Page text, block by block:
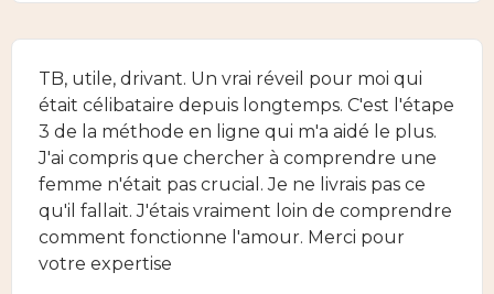
TB, utile, drivant. Un vrai réveil pour moi qui
était célibataire depuis longtemps. C'est l'étape
3 de la méthode en ligne qui m'a aidé le plus.
J'ai compris que chercher à comprendre une
femme n'était pas crucial. Je ne livrais pas ce
qu'il fallait. J'étais vraiment loin de comprendre
comment fonctionne l'amour. Merci pour
votre expertise